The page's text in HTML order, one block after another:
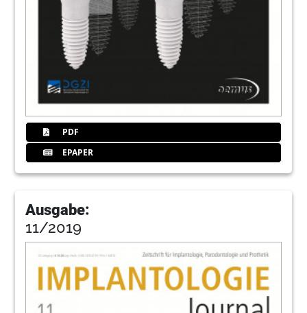
PDF
EPAPER
Ausgabe:
11/2019